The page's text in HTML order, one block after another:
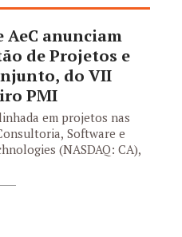
AeC anunciam
de Projetos e
do VII
PMI
em projetos nas
Software e